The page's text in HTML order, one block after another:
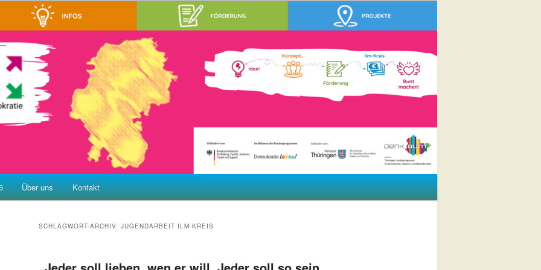
für Demokratie
Gewalt und Menschenfeindlichkeit
Über uns Kontakt
SCHLAGWORT-ARCHIV: JUGENDARBEIT ILM-KREIS